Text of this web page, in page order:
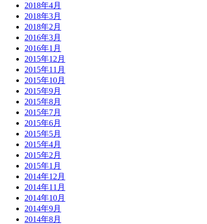
2018年4月
2018年3月
2018年2月
2016年3月
2016年1月
2015年12月
2015年11月
2015年10月
2015年9月
2015年8月
2015年7月
2015年6月
2015年5月
2015年4月
2015年2月
2015年1月
2014年12月
2014年11月
2014年10月
2014年9月
2014年8月